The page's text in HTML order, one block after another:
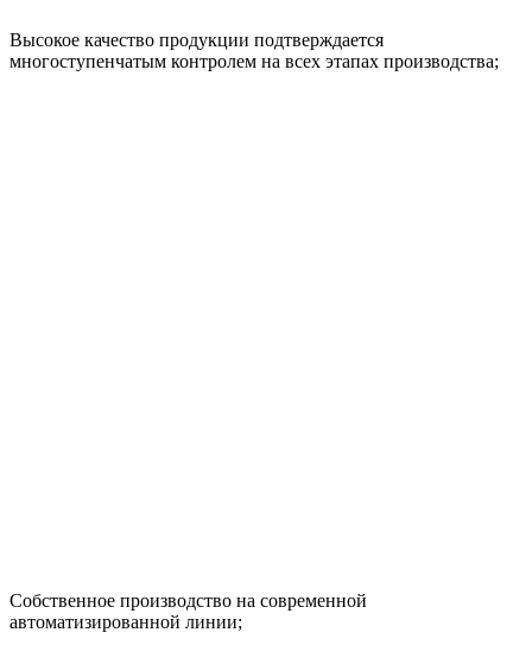
Высокое качество продукции подтверждается
многоступенчатым контролем на всех этапах производства;
Собственное производство на современной
автоматизированной линии;